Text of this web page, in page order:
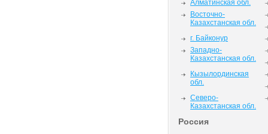
Алматинская обл.
Восточно-
Казахстанская обл.
г. Байконур
Западно-
Казахстанская обл.
Кызылординская
обл.
Северо-
Казахстанская обл.
Россия